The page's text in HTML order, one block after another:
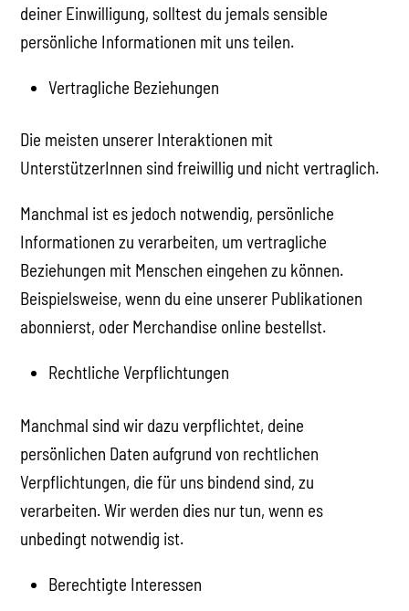
deiner Einwilligung, solltest du jemals sensible
persönliche Informationen mit uns teilen.
Vertragliche Beziehungen
Die meisten unserer Interaktionen mit
UnterstützerInnen sind freiwillig und nicht vertraglich.
Manchmal ist es jedoch notwendig, persönliche
Informationen zu verarbeiten, um vertragliche
Beziehungen mit Menschen eingehen zu können.
Beispielsweise, wenn du eine unserer Publikationen
abonnierst, oder Merchandise online bestellst.
Rechtliche Verpflichtungen
Manchmal sind wir dazu verpflichtet, deine
persönlichen Daten aufgrund von rechtlichen
Verpflichtungen, die für uns bindend sind, zu
verarbeiten. Wir werden dies nur tun, wenn es
unbedingt notwendig ist.
Berechtigte Interessen